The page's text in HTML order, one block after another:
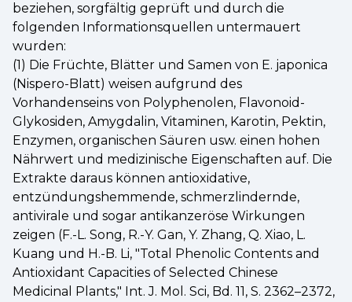
beziehen, sorgfältig geprüft und durch die
folgenden Informationsquellen untermauert
wurden:
(1) Die Früchte, Blätter und Samen von E. japonica
(Nispero-Blatt) weisen aufgrund des
Vorhandenseins von Polyphenolen, Flavonoid-
Glykosiden, Amygdalin, Vitaminen, Karotin, Pektin,
Enzymen, organischen Säuren usw. einen hohen
Nährwert und medizinische Eigenschaften auf. Die
Extrakte daraus können antioxidative,
entzündungshemmende, schmerzlindernde,
antivirale und sogar antikanzeröse Wirkungen
zeigen (F.-L. Song, R.-Y. Gan, Y. Zhang, Q. Xiao, L.
Kuang und H.-B. Li, "Total Phenolic Contents and
Antioxidant Capacities of Selected Chinese
Medicinal Plants," Int. J. Mol. Sci, Bd. 11, S. 2362–2372,